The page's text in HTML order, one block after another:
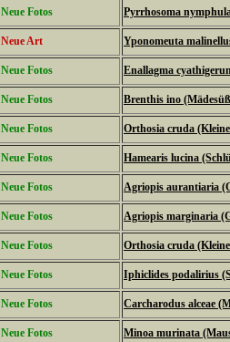
Neue Fotos Pyrrhosoma
Neue Art Yponomeuta
Neue Fotos Enallagma
Neue Fotos Brenthis ino
Neue Fotos Orthosia cruda
Neue Fotos Hamearis lucina
Neue Fotos Agriopis aurantiaria
Neue Fotos Agriopis marginaria
Neue Fotos Orthosia cruda
Neue Fotos Iphiclides podalirius
Neue Fotos Carcharodus alceae
Neue Fotos Minoa murinata